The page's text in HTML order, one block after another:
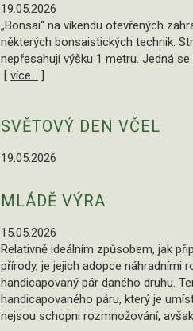
19.05.2026
„Bonsai“ na víkendu otevřených
některých bonsaistických technik.
nepřesahují výšku 1 metru. Jedná
[ více... ]
SVĚTOVÝ DEN VČEL
19.05.2026
MLÁDĚ VÝRA
15.05.2026
Relativně ideálním způsobem, jak
přírody, je jejich adopce náhradními
handicapovaný pár daného druhu.
handicapovaného páru, který je
nejsou schopni rozmnožování,